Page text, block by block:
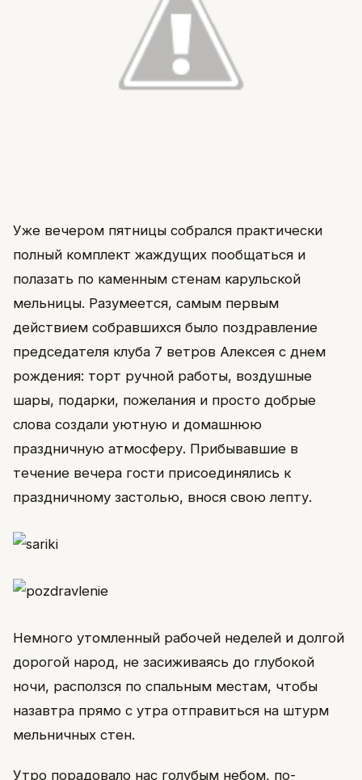
Уже вечером пятницы собрался практически
полный комплект жаждущих пообщаться и
полазать по каменным стенам карульской
мельницы. Разумеется, самым первым
действием собравшихся было поздравление
председателя клуба 7 ветров Алексея с днем
рождения: торт ручной работы, воздушные
шары, подарки, пожелания и просто добрые
слова создали уютную и домашнюю
праздничную атмосферу. Прибывавшие в
течение вечера гости присоединялись к
праздничному застолью, внося свою лепту.
Немного утомленный рабочей неделей и долгой
дорогой народ, не засиживаясь до глубокой
ночи, расползся по спальным местам, чтобы
назавтра прямо с утра отправиться на штурм
мельничных стен.
Утро порадовало нас голубым небом, по-